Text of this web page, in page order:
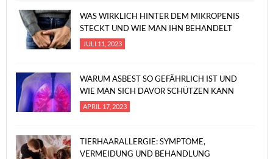
WAS WIRKLICH HINTER DEM MIKROPENIS
STECKT UND WIE MAN IHN BEHANDELT
JULI 11, 2023
WARUM ASBEST SO GEFÄHRLICH IST UND
WIE MAN SICH DAVOR SCHÜTZEN KANN
APRIL 17, 2023
TIERHAARALLERGIE: SYMPTOME,
VERMEIDUNG UND BEHANDLUNG